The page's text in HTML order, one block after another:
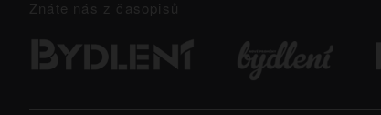
Znáte nás z časopisů